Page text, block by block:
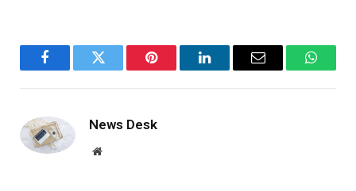
FacebookTwitter Pinterest LinkedInEmail
News Desk
Website